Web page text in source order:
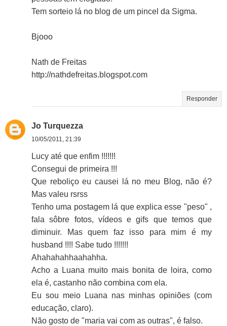
Tem sorteio lá no blog de um pincel da Sigma.
Bjooo
Nath de Freitas
http://nathdefreitas.blogspot.com
Responder
Jo Turquezza
10/05/2011, 21:39
Lucy até que enfim !!!!!!!
Consegui de primeira !!!
Que reboliço eu causei lá no meu Blog, não é?
Mas valeu rsrss
Tenho uma postagem lá que explica esse "peso" ,
fala sôbre fotos, vídeos e gifs que temos que
diminuir. Mas quem faz isso para mim é my
husband !!!! Sabe tudo !!!!!!!
Ahahahahhaahahha.
Acho a Luana muito mais bonita de loira, como
ela é, castanho não combina com ela.
Eu sou meio Luana nas minhas opiniões (com
educação, claro).
Não gosto de "maria vai com as outras", é falso.